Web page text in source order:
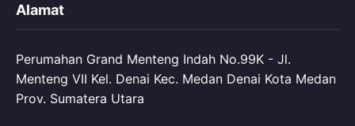
Alamat
Perumahan Grand Menteng Indah No.99K - Jl.
Menteng VII Kel. Denai Kec. Medan Denai Kota Medan
Prov. Sumatera Utara